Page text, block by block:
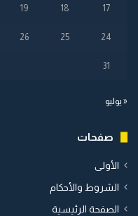
17
18
19
24
25
26
31
« يوليو
صفحات
الأولى
الشروط والأحكام
الصفحة الرئيسية